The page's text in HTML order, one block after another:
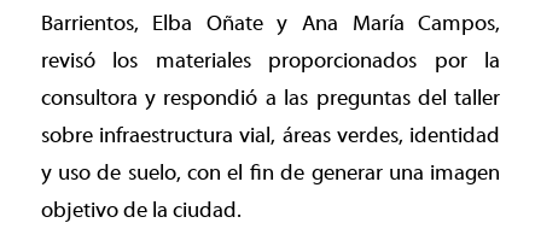
Barrientos, Elba Oñate y Ana María Campos,
revisó los materiales proporcionados por la
consultora y respondió a las preguntas del taller
sobre infraestructura vial, áreas verdes, identidad
y uso de suelo, con el fin de generar una imagen
objetivo de la ciudad.